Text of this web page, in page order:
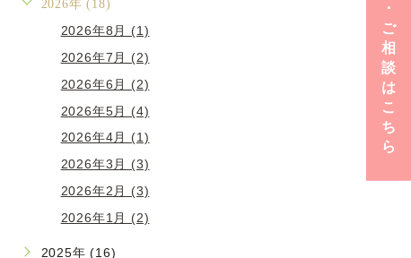
･
ご
相
談
は
こ
ち
ら
2026年 (18)
2026年8月 (1)
2026年7月 (2)
2026年6月 (2)
2026年5月 (4)
2026年4月 (1)
2026年3月 (3)
2026年2月 (3)
2026年1月 (2)
2025年 (16)